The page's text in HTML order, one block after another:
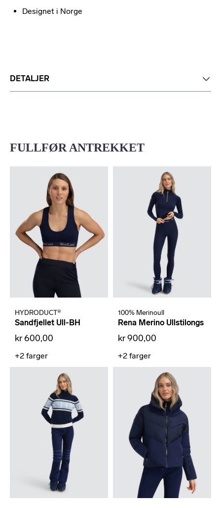
Designet i Norge
DETALJER
FULLFØR ANTREKKET
HYDRODUCT®
Sandfjellet Ull-BH
kr 600,00
+2 farger
100% Merinoull
Rena Merino Ullstilongs
kr 900,00
+2 farger